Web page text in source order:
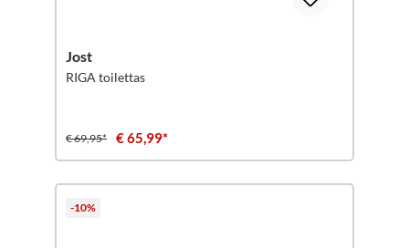
Jost
RIGA toilettas
€ 69,95* € 65,99*
-10%